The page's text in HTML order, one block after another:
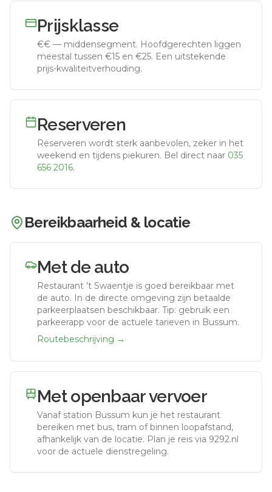
Prijsklasse
€€ — middensegment. Hoofdgerechten liggen
meestal tussen €15 en €25. Een uitstekende
prijs-kwaliteitverhouding.
Reserveren
Reserveren wordt sterk aanbevolen, zeker in het
weekend en tijdens piekuren. Bel direct naar 035
656 2016.
Bereikbaarheid & locatie
Met de auto
Restaurant 't Swaentje is goed bereikbaar met
de auto. In de directe omgeving zijn betaalde
parkeerplaatsen beschikbaar. Tip: gebruik een
parkeerapp voor de actuele tarieven in Bussum.
Routebeschrijving →
Met openbaar vervoer
Vanaf station Bussum kun je het restaurant
bereiken met bus, tram of binnen loopafstand,
afhankelijk van de locatie. Plan je reis via 9292.nl
voor de actuele dienstregeling.